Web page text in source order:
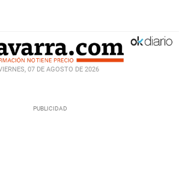
07 DE AGOSTO DE 2026